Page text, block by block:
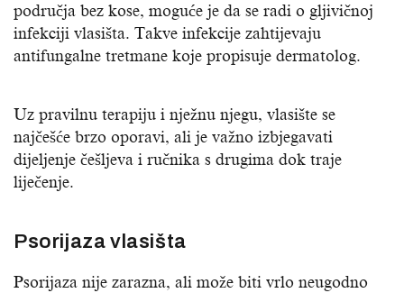
područja bez kose, moguće je da se radi o gljivičnoj
infekciji vlasišta. Takve infekcije zahtijevaju
antifungalne tretmane koje propisuje dermatolog.
Uz pravilnu terapiju i nježnu njegu, vlasište se
najčešće brzo oporavi, ali je važno izbjegavati
dijeljenje češljeva i ručnika s drugima dok traje
liječenje.
Psorijaza vlasišta
Psorijaza nije zarazna, ali može biti vrlo neugodno